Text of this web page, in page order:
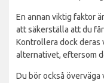
En annan viktig faktor
att säkerställa att du
Kontrollera dock deras
alternativet, eftersom
Du bör också